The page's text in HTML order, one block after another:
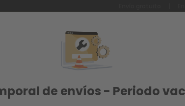
de envíos - Periodo